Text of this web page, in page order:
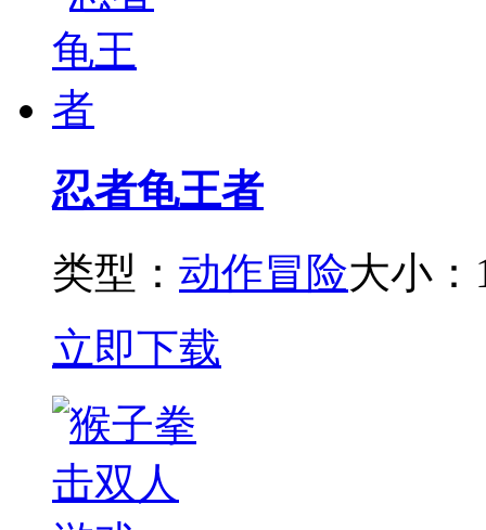
忍者龟王者
类型： 动作冒险大小：
立即下载